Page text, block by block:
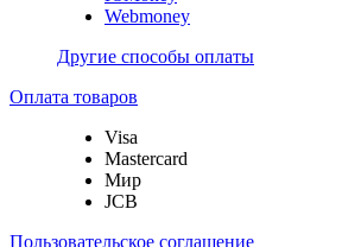
Webmoney
Другие способы оплаты
Оплата товаров
Visa
Mastercard
Мир
JCB
Пользовательское соглашение